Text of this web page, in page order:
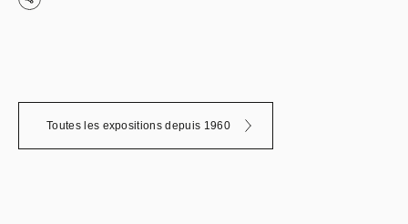
Toutes les expositions depuis 1960